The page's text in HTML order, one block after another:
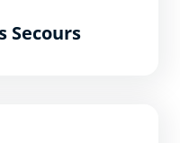
Secours